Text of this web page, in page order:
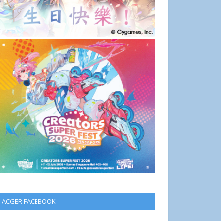
ACGER FACEBOOK